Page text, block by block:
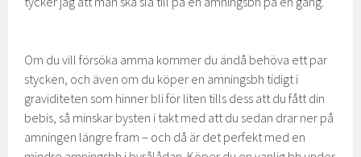
Om du vill försöka amma kommer du ändå behöva ett par
stycken, och även om du köper en amningsbh tidigt i
graviditeten som hinner bli för liten tills dess att du fått din
bebis, så minskar bysten i takt med att du sedan drar ner på
amningen längre fram – och då är det perfekt med en